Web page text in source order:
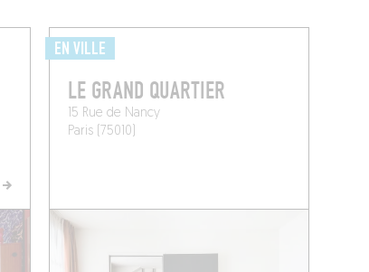
EN VILLE
LE GRAND QUARTIER
15 Rue de Nancy
Paris (75010)